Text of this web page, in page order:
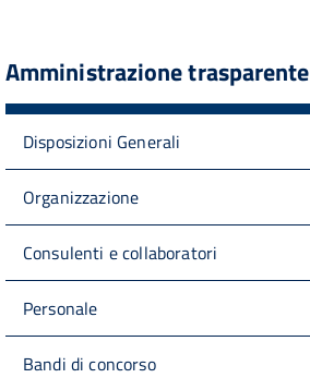
Amministrazione trasparente
Disposizioni Generali
Organizzazione
Consulenti e collaboratori
Personale
Bandi di concorso